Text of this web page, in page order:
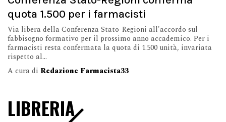
quota 1.500 per i farmacisti
Via libera della Conferenza Stato-Regioni all'accordo sul
fabbisogno formativo per il prossimo anno accademico. Per i
farmacisti resta confermata la quota di 1.500 unità, invariata
rispetto al...
A cura di Redazione Farmacista33
LIBRERIA